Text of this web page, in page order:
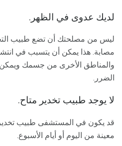
لديك عدوى في الظهر.
ليس من مصلحتك أن تضع طبيب
مصابة. هذا يمكن أن يتسبب في
والمناطق الأخرى من جسمك
الضرر.
لا يوجد طبيب تخدير متاح.
قد يكون في المستشفى طبيب
معينة من اليوم أو أيام الأسبوع.